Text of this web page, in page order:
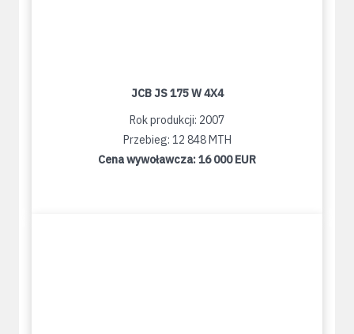
JCB JS 175 W 4X4
Rok produkcji: 2007
Przebieg: 12 848 MTH
Cena wywoławcza:16 000 EUR